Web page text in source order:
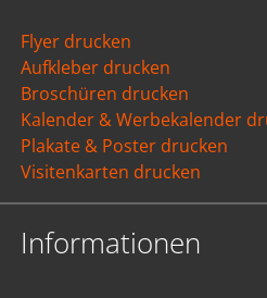
Flyer drucken
Aufkleber drucken
Broschüren drucken
Kalender & Werbekalender
Plakate & Poster drucken
Visitenkarten drucken
Informationen